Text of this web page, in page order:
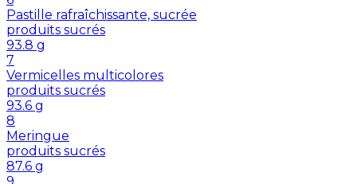
Pastille rafraîchissante, sucrée
produits sucrés
93.8 g
7
Vermicelles multicolores
produits sucrés
93.6 g
8
Meringue
produits sucrés
87.6 g